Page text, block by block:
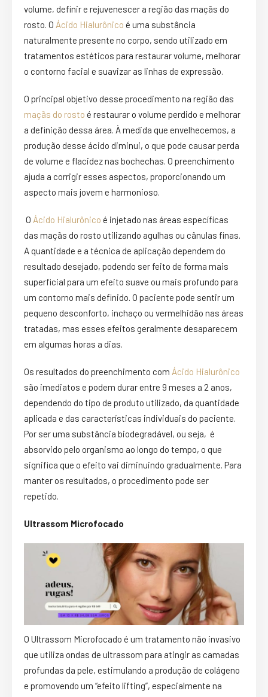
volume, definir e rejuvenescer a região das maçãs do
rosto. O Ácido Hialurônico é uma substância
naturalmente presente no corpo, sendo utilizado em
tratamentos estéticos para restaurar volume, melhorar
o contorno facial e suavizar as linhas de expressão.
O principal objetivo desse procedimento na região das
maçãs do rosto é restaurar o volume perdido e melhorar
a definição dessa área. À medida que envelhecemos, a
produção desse ácido diminui, o que pode causar perda
de volume e flacidez nas bochechas. O preenchimento
ajuda a corrigir esses aspectos, proporcionando um
aspecto mais jovem e harmonioso.
O Ácido Hialurônico é injetado nas áreas específicas
das maçãs do rosto utilizando agulhas ou cânulas finas.
A quantidade e a técnica de aplicação dependem do
resultado desejado, podendo ser feito de forma mais
superficial para um efeito suave ou mais profundo para
um contorno mais definido. O paciente pode sentir um
pequeno desconforto, inchaço ou vermelhidão nas áreas
tratadas, mas esses efeitos geralmente desaparecem
em algumas horas a dias.
Os resultados do preenchimento com Ácido Hialurônico
são imediatos e podem durar entre 9 meses a 2 anos,
dependendo do tipo de produto utilizado, da quantidade
aplicada e das características individuais do paciente.
Por ser uma substância biodegradável, ou seja, é
absorvido pelo organismo ao longo do tempo, o que
significa que o efeito vai diminuindo gradualmente. Para
manter os resultados, o procedimento pode ser
repetido.
Ultrassom Microfocado
O Ultrassom Microfocado é um tratamento não invasivo
que utiliza ondas de ultrassom para atingir as camadas
profundas da pele, estimulando a produção de colágeno
e promovendo um “efeito lifting”, especialmente na